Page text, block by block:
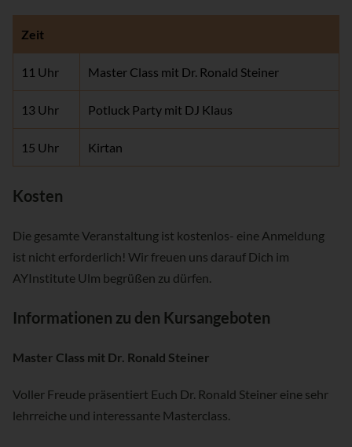
Zeit
11 Uhr Master Class mit Dr. Ronald Steiner
13 Uhr Potluck Party mit DJ Klaus
15 Uhr Kirtan
Kosten
Die gesamte Veranstaltung ist kostenlos- eine Anmeldung
ist nicht erforderlich! Wir freuen uns darauf Dich im
AYInstitute Ulm begrüßen zu dürfen.
Informationen zu den Kursangeboten
Master Class mit Dr. Ronald Steiner
Voller Freude präsentiert Euch Dr. Ronald Steiner eine sehr
lehrreiche und interessante Masterclass.